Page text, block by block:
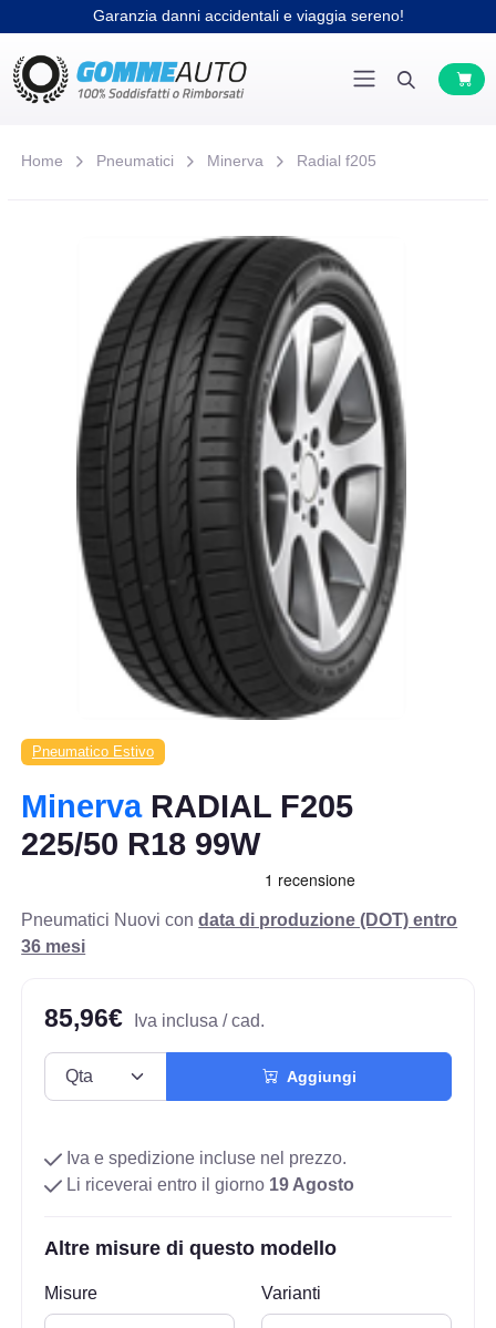
Garanzia danni accidentali e viaggia sereno!
Home Pneumatici Minerva Radial f205
Pneumatico Estivo
MinervaRADIAL F205
225/50 R18 99W
Pneumatici Nuovi condata di produzione (DOT) entro
36 mesi
85,96€ Iva inclusa / cad.
Aggiungi
Iva e spedizione incluse nel prezzo.
Li riceverai entro il giorno 19 Agosto
Altre misure di questo modello
Misure Varianti